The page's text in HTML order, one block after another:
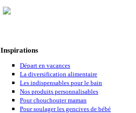
Inspirations
Départ en vacances
La diversification alimentaire
Les indispensables pour le bain
Nos produits personnalisables
Pour chouchouter maman
Pour soulager les gencives de bébé